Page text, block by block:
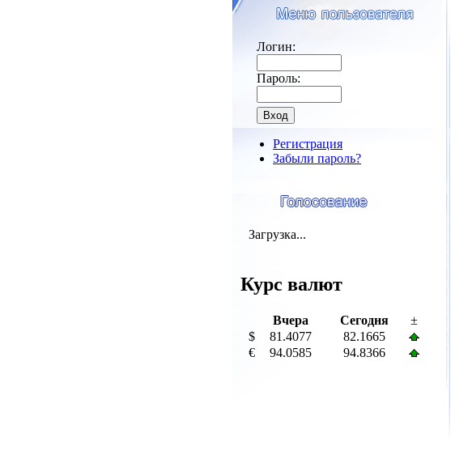
Логин:
Пароль:
Регистрация
Забыли пароль?
Загрузка...
Курс валют
Вчера Сегодня
±
$
81.4077
82.1665
€
94.0585 94.8366